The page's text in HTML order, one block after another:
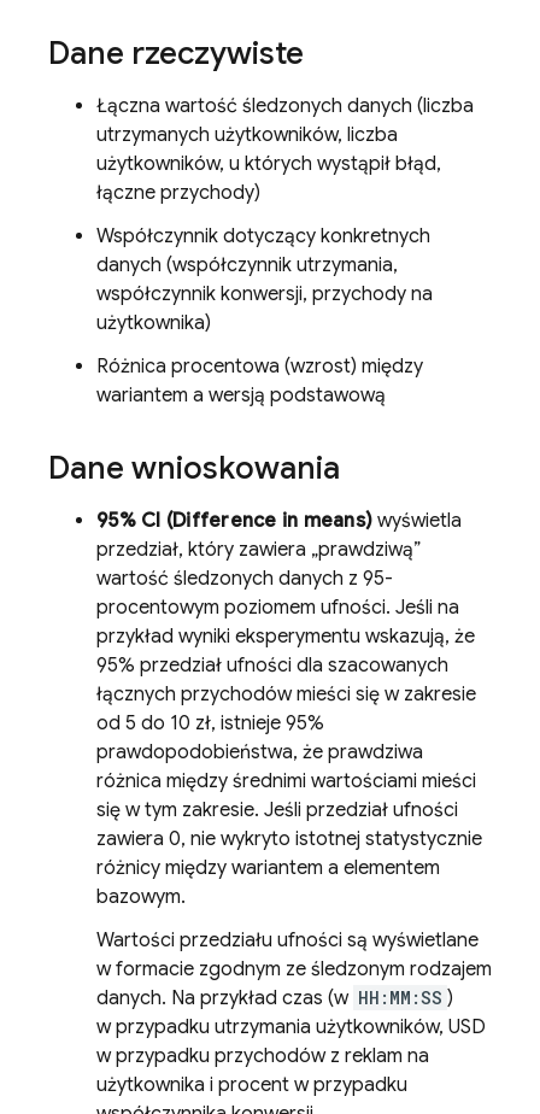
Dane rzeczywiste
Łączna wartość śledzonych danych (liczba
utrzymanych użytkowników, liczba
użytkowników, u których wystąpił błąd,
łączne przychody)
Współczynnik dotyczący konkretnych
danych (współczynnik utrzymania,
współczynnik konwersji, przychody na
użytkownika)
Różnica procentowa (wzrost) między
wariantem a wersją podstawową
Dane wnioskowania
95% CI (Difference in means) wyświetla
przedział, który zawiera „prawdziwą”
wartość śledzonych danych z 95-
procentowym poziomem ufności. Jeśli na
przykład wyniki eksperymentu wskazują, że
95% przedział ufności dla szacowanych
łącznych przychodów mieści się w zakresie
od 5 do 10 zł, istnieje 95%
prawdopodobieństwa, że prawdziwa
różnica między średnimi wartościami mieści
się w tym zakresie. Jeśli przedział ufności
zawiera 0, nie wykryto istotnej statystycznie
różnicy między wariantem a elementem
bazowym.
Wartości przedziału ufności są wyświetlane
w formacie zgodnym ze śledzonym rodzajem
danych. Na przykład czas (w HH:MM:SS )
w przypadku utrzymania użytkowników, USD
w przypadku przychodów z reklam na
użytkownika i procent w przypadku